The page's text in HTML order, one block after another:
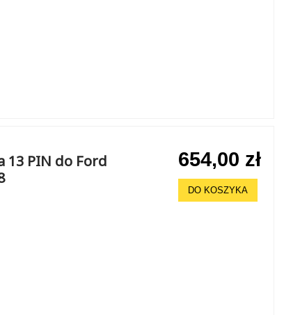
13 PIN do Ford
654,00 zł
DO KOSZYKA